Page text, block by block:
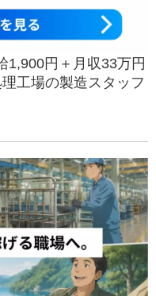
1,900円＋月収33万円
工場の製造スタッフ